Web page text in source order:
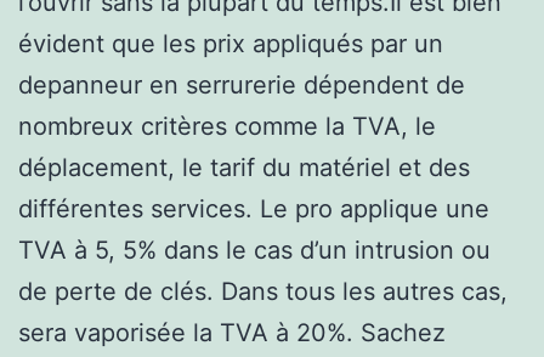
évident que les prix appliqués par un
depanneur en serrurerie dépendent de
nombreux critères comme la TVA, le
déplacement, le tarif du matériel et des
différentes services. Le pro applique une
TVA à 5, 5% dans le cas d’un intrusion ou
de perte de clés. Dans tous les autres cas,
sera vaporisée la TVA à 20%. Sachez